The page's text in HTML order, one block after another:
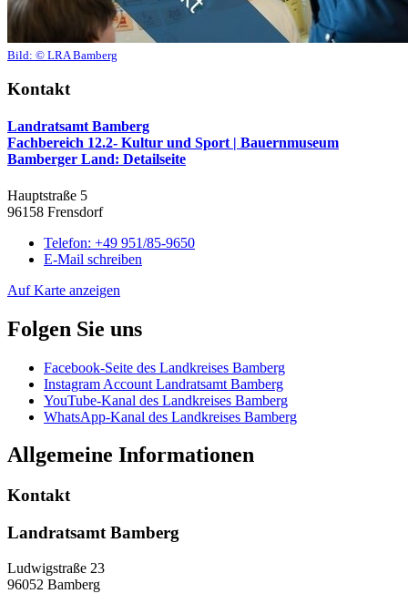
Bild: © LRA Bamberg
Kontakt
Landratsamt Bamberg
Fachbereich 12.2- Kultur und Sport | Bauernmuseum
Bamberger Land: Detailseite
Hauptstraße 5
96158 Frensdorf
Telefon: +49 951/85-9650
E-Mail schreiben
Auf Karte anzeigen
Folgen Sie uns
Facebook-Seite des Landkreises Bamberg
Instagram Account Landratsamt Bamberg
YouTube-Kanal des Landkreises Bamberg
WhatsApp-Kanal des Landkreises Bamberg
Allgemeine Informationen
Kontakt
Landratsamt Bamberg
Ludwigstraße 23
96052 Bamberg